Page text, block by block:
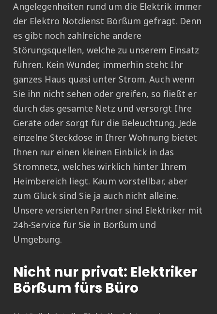
Angelegenheiten rund um die Elektrik immer
der Elektro Notdienst Börßum gefragt. Denn
es gibt noch zahlreiche andere
Störungsquellen, welche zu unserem Einsatz
führen. Kein Wunder, immerhin steht Ihr
ganzes Haus quasi unter Strom. Auch wenn
Sie ihn nicht sehen oder greifen, so fließt er
durch das gesamte Netz und versorgt Ihre
Geräte oder sorgt für die Beleuchtung. Jede
einzelne Steckdose in Ihrer Wohnung bietet
Ihnen nur einen kleinen Einblick in das
Stromnetz, welches wirklich hinter Ihrem
Heimbereich liegt. Kaum vorstellbar, aber
zum Glück sind Sie ja auch nicht alleine.
Unsere versierten Partner sind Elektriker mit
24h-Service für Sie in Börßum und
Umgebung.
Nicht nur privat: Elektriker
Börßum fürs Büro